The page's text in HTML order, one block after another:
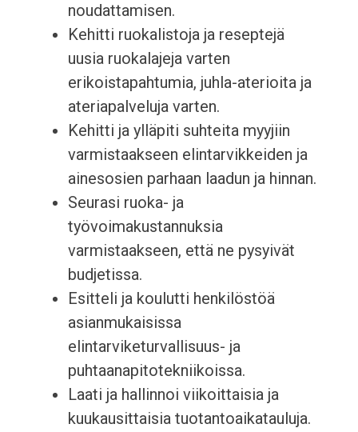
noudattamisen.
Kehitti ruokalistoja ja reseptejä
uusia ruokalajeja varten
erikoistapahtumia, juhla-aterioita ja
ateriapalveluja varten.
Kehitti ja ylläpiti suhteita myyjiin
varmistaakseen elintarvikkeiden ja
ainesosien parhaan laadun ja hinnan.
Seurasi ruoka- ja
työvoimakustannuksia
varmistaakseen, että ne pysyivät
budjetissa.
Esitteli ja koulutti henkilöstöä
asianmukaisissa
elintarviketurvallisuus- ja
puhtaanapitotekniikoissa.
Laati ja hallinnoi viikoittaisia ja
kuukausittaisia tuotantoaikatauluja.